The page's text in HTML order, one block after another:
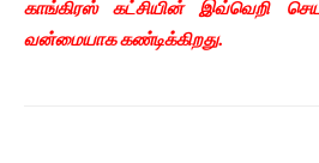
காங்கிரஸ் கட்சியின் இவ்வெறி
வன்மையாக கண்டிக்கிறது.